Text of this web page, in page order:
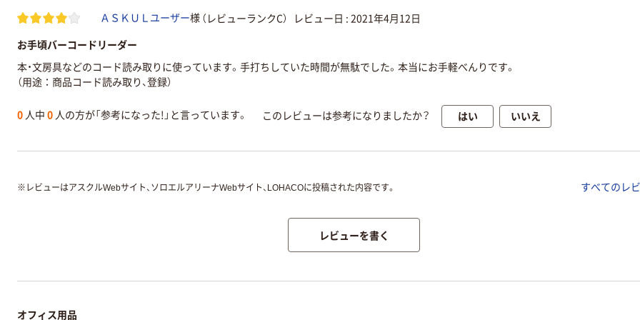
ＡＳＫＵＬユーザー様 （レビューランクC） レビュー日 : 2021年4月12日
お手頃バーコードリーダー
本・文房具などのコード読み取りに使っています。手打ちしていた時間が無駄でした。本当にお手軽べんりです。
（用途：商品コード読み取り、登録）
0 人中 0 人の方が「参考になった!」と言っています。 このレビューは参考になりましたか？ はい いいえ
※ レビューはアスクルWebサイト、ソロエルアリーナWebサイト、LOHACOに投稿された内容です。 すべてのレ
レビューを書く
オフィス用品